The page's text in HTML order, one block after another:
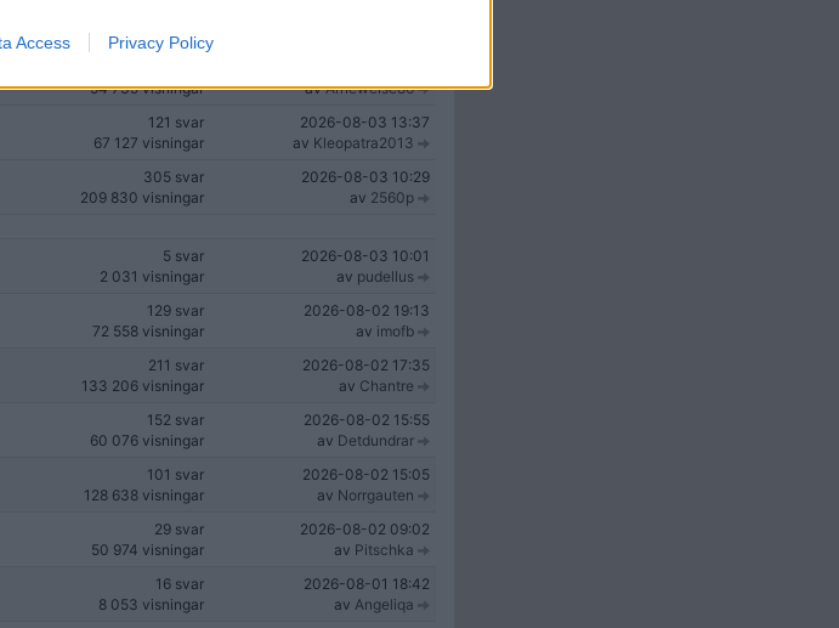
Access Privacy Policy
195 910 visningar
54 739 visningar
avArneweise86
121 svar
67 127 visningar
2026-08-03 13:37
av Kleopatra2013
305 svar
209 830 visningar
2026-08-03 10:29
av 2560p
5 svar
2 031 visningar
2026-08-03 10:01
av pudellus
129 svar
72 558 visningar
2026-08-02 19:13
av imofb
211 svar
133 206 visningar
2026-08-02 17:35
av Chantre
152 svar
60 076 visningar
2026-08-02 15:55
av Detdundrar
101 svar
128 638 visningar
2026-08-02 15:05
av Norrgauten
29 svar
50 974 visningar
2026-08-02 09:02
av Pitschka
16 svar
8 053 visningar
2026-08-01 18:42
av Angeliqa